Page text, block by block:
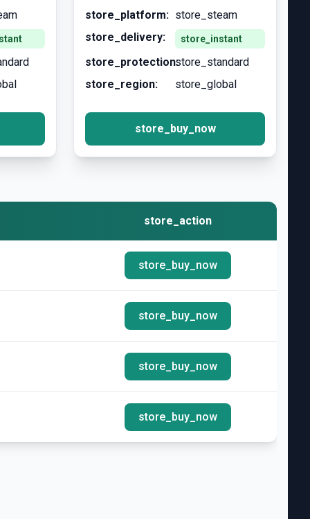
store_platform: store_steam
store_delivery:
store_instant
store_protection:store_standard
store_region:
store_global
store_buy_now
store_action
store_buy_now
store_buy_now
store_buy_now
store_buy_now